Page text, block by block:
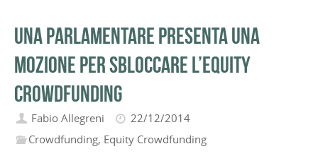
Una parlamentare presenta una
mozione per sbloccare l’equity
crowdfunding
Fabio Allegreni
22/12/2014
Crowdfunding, Equity Crowdfunding